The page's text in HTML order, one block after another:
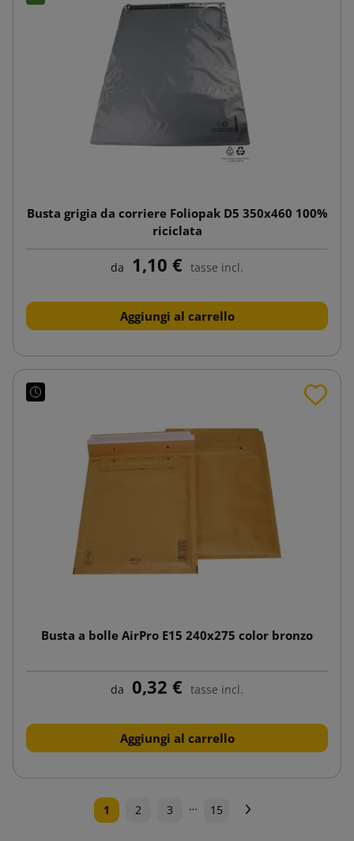
Busta grigia da corriere Foliopak D5 350x460 100%
riciclata
da 1,10 € tasse incl.
Aggiungi al carrello
Busta a bolle AirPro E15 240x275 color bronzo
da 0,32 € tasse incl.
Aggiungi al carrello
1 2 3 … 15